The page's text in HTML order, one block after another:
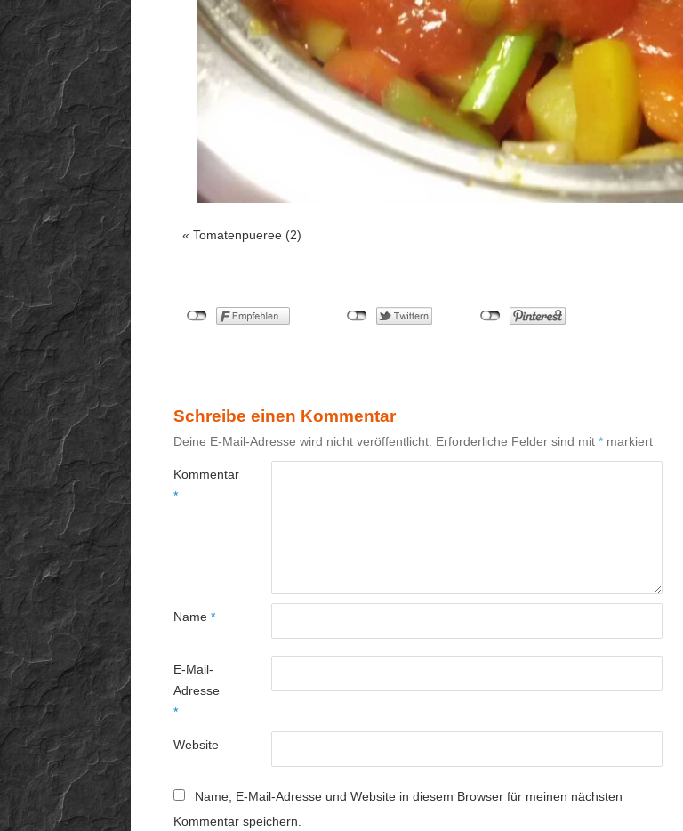
« Tomatenpueree (2)
Schreibe einen Kommentar
Deine E-Mail-Adresse wird nicht veröffentlicht. Erforderliche Felder sind mit * markiert
Kommentar
*
Name *
E-Mail-
Adresse
*
Website
Name, E-Mail-Adresse und Website in diesem Browser für meinen nächsten
Kommentar speichern.